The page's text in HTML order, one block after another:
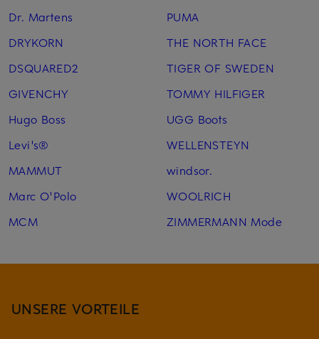
Dr. Martens
DRYKORN
DSQUARED2
GIVENCHY
Hugo Boss
Levi's®
MAMMUT
Marc O'Polo
MCM
PUMA
THE NORTH FACE
TIGER OF SWEDEN
TOMMY HILFIGER
UGG Boots
WELLENSTEYN
windsor.
WOOLRICH
ZIMMERMANN Mode
UNSERE VORTEILE